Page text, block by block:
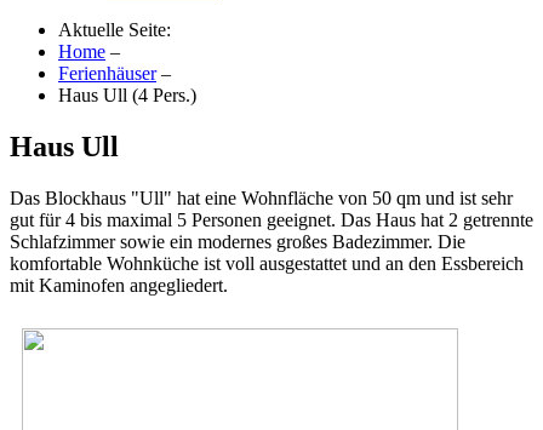
Aktuelle Seite:
Home –
Ferienhäuser –
Haus Ull (4 Pers.)
Haus Ull
Das Blockhaus "Ull" hat eine Wohnfläche von 50 qm und ist sehr
gut für 4 bis maximal 5 Personen geeignet. Das Haus hat 2 getrennte
Schlafzimmer sowie ein modernes großes Badezimmer. Die
komfortable Wohnküche ist voll ausgestattet und an den Essbereich
mit Kaminofen angegliedert.